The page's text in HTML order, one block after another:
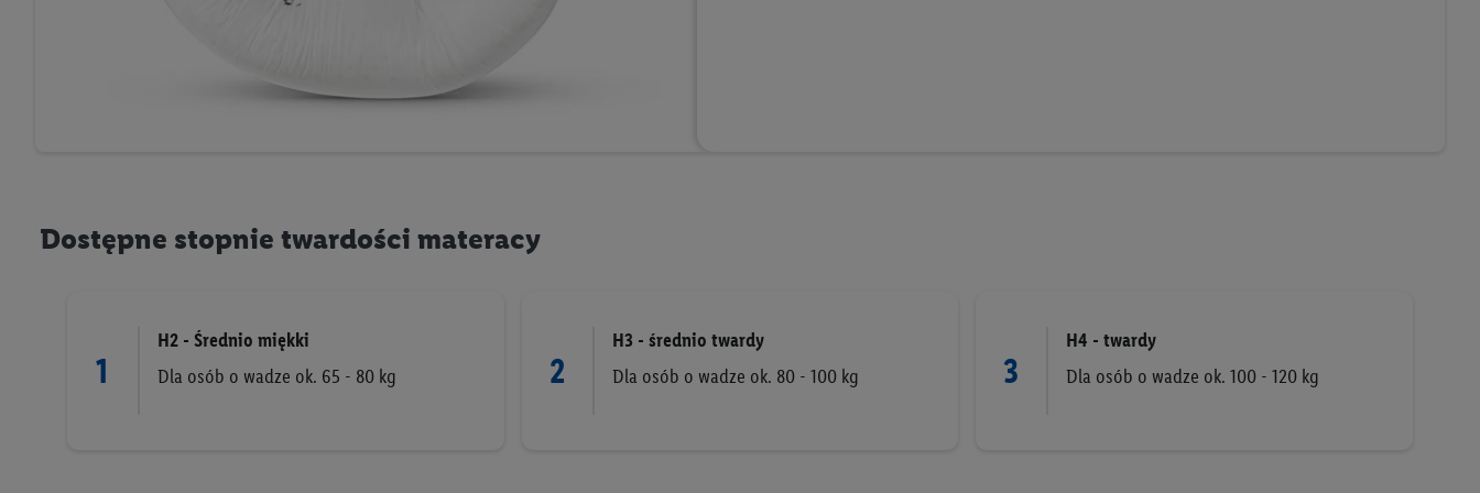
Dostępne stopnie twardości materacy
1
H2 - Średnio miękki
Dla osób o wadze ok. 65 - 80 kg
2
H3 - średnio twardy
Dla osób o wadze ok. 80 - 100 kg
3
H4 - twardy
Dla osób o wadze ok. 100 - 120 kg
następnie wykorzystać w podobny sposób jak poniżej opisany identyfikator Utiq SA/NV ("Utiq"), aby rozpoznać
mail użytkownika w postaci zahashowanej.
numeru referencyjnego konta klienta, takiego jak numer telefonu komórkowego. Identyfikator ten zostanie
wykorzystany do rozpoznania użytkownika i zebrania informacji o sposobie korzystania przez niego z usług Lidl. W
korzystanie z technologii Utiq można wycofać w dowolnym momencie za pośrednictwem portalu ochrony
danych Utiq
lub poprzez "Dostosuj"/"Korzystanie z technologii Utiq opartej na telekomunikacji do celów marketingu
cyfrowego" w opcjach rozwijanych poniżej (wyłącznie w odniesieniu usług Lidl). Więcej informacji można znaleźć w